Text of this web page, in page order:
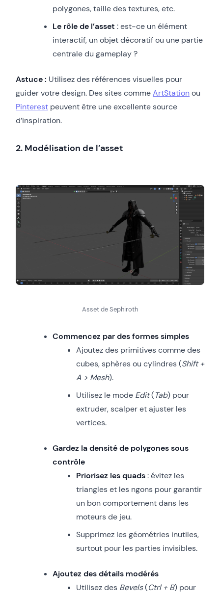
polygones, taille des textures, etc.
Le rôle de l’asset : est-ce un élément
interactif, un objet décoratif ou une partie
centrale du gameplay ?
Astuce : Utilisez des références visuelles pour
guider votre design. Des sites commeArtStationou
Pinterest peuvent être une excellente source
d’inspiration.
2. Modélisation de l’asset
Asset de Sephiroth
Commencez par des formes simples
Ajoutez des primitives comme des
cubes, sphères ou cylindres (Shift +
A > Mesh).
Utilisez le mode Edit(Tab) pour
extruder, scalper et ajuster les
vertices.
Gardez la densité de polygones sous
contrôle
Priorisez les quads: évitez les
triangles et les ngons pour garantir
un bon comportement dans les
moteurs de jeu.
Supprimez les géométries inutiles,
surtout pour les parties invisibles.
Ajoutez des détails modérés
Utilisez des Bevels(Ctrl + B) pour